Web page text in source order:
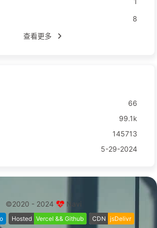
8
查看更多
66
99.1k
145713
5-29-2024
©2020 - 2024 Navi
Hosted Vercel && Github CDN jsDelivr